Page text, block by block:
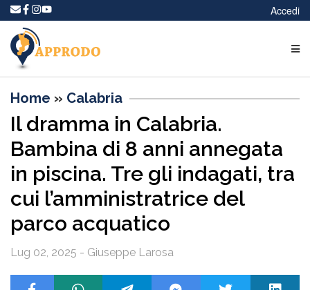
Accedi
Home » Calabria
Il dramma in Calabria.
Bambina di 8 anni annegata
in piscina. Tre gli indagati, tra
cui l’amministratrice del
parco acquatico
Lug 02, 2025 - Giuseppe Larosa